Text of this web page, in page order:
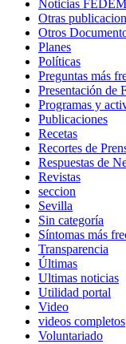
Noticias
Otras
Otros
Planes
Políticas
Preguntas más
Presentación de
Programas y
Publicaciones
Recetas
Recortes de
Respuestas de
Revistas
seccion
Sevilla
Sin categoría
Síntomas más
Transparencia
Últimas
Ultimas noticias
Utilidad portal
Video
videos completos
Voluntariado